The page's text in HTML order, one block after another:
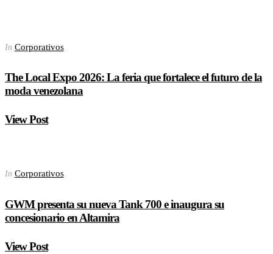
In Corporativos
The Local Expo 2026: La feria que fortalece el futuro de la
moda venezolana
View Post
In Corporativos
GWM presenta su nueva Tank 700 e inaugura su
concesionario en Altamira
View Post